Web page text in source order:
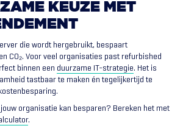
KEUZE MET
die wordt hergebruikt, bespaart
CO₂. Voor veel organisaties past refurbished
binnen een duurzame IT-strategie. Het is
tastbaar te maken én tegelijkertijd te
jouw organisatie kan besparen? Bereken het met
.